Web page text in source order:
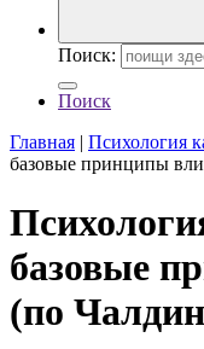
Поиск:
Поиск
Главная | Психология
базовые принципы
базовые
(по